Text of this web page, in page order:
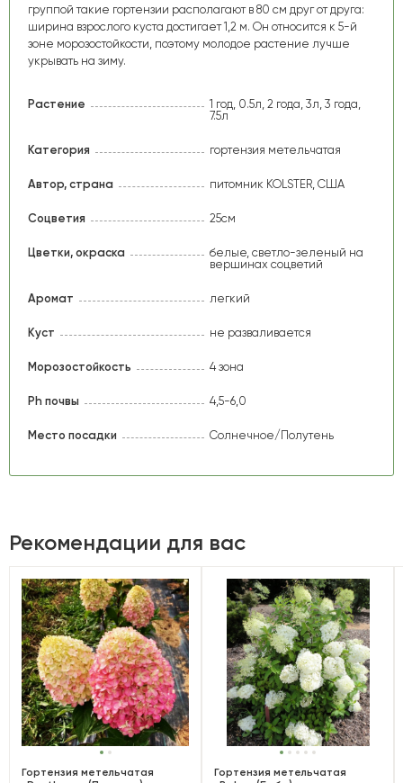
группой такие гортензии располагают в 80 см друг от друга:
ширина взрослого куста достигает 1,2 м. Он относится к 5-й
зоне морозостойкости, поэтому молодое растение лучше
укрывать на зиму.
Растение
1 год, 0.5л, 2 года, 3л, 3 года,
7.5л
Категория гортензия метельчатая
Автор, страна питомник KOLSTER, США
Соцветия 25см
Цветки, окраска
белые, светло-зеленый на
вершинах соцветий
Аромат легкий
Куст не разваливается
Морозостойкость 4 зона
Ph почвы 4,5-6,0
Место посадки Солнечное/Полутень
Рекомендации для вас
Гортензия метельчатая
Гортензия метельчатая